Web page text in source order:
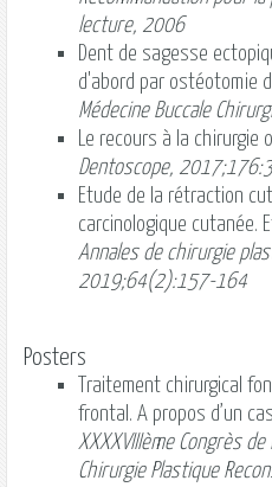
lecture, 2006
Dent de sagesse
d'abord par ostéotomie
Médecine Buccale
Le recours à la
Dentoscope,
Etude de la rétraction
carcinologique cutanée.
Annales de chirurgie
2019;64(2):157-164
Posters
Traitement chirurgical
frontal. A propos d’un cas
XXXXVIIIème Congrès
Chirurgie Plastique